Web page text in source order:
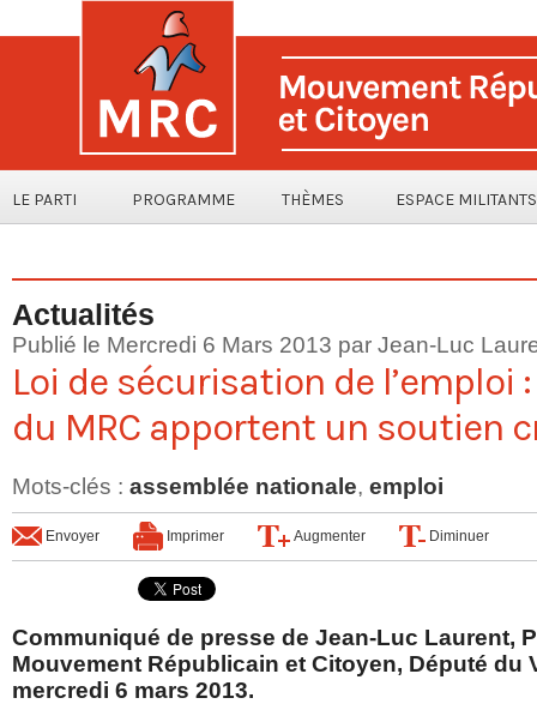
LE PARTI PROGRAMME THÈMES ESPACE MILITANTS
Actualités
Publié le Mercredi 6 Mars 2013 par Jean-Luc
Loi de sécurisation de l’emploi
du MRC apportent un soutien
Mots-clés : assemblée nationale, emploi
Envoyer Imprimer Augmenter Diminuer
Communiqué de presse de Jean-Luc Laurent,
Mouvement Républicain et Citoyen, Député du
mercredi 6 mars 2013.